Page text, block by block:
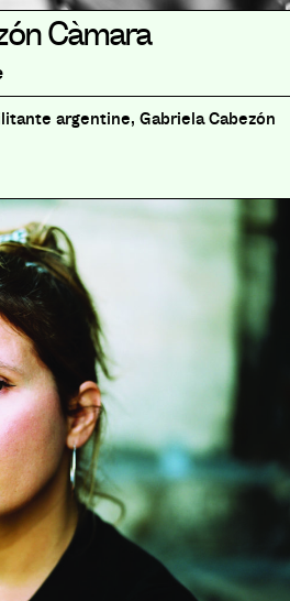
Càmara
argentine, Gabriela Cabezón